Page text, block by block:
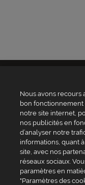
Qui sommes-nous ?
Site Valrhona.com
MyValrhona
Site pour les
Cadeaux pour les
entreprises
Nous avons recours
bon
notre site internet,
nos publicités en
d’analyser notre
informations, quant
site, avec nos
réseaux sociaux.
paramètres en
"Paramètres des